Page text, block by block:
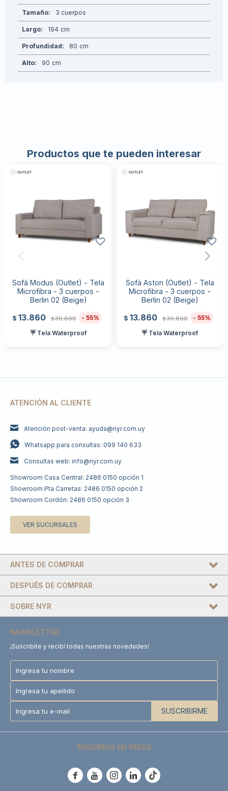
Tamaño 3 cuerpos
Largo 194
Profundidad 80
Alto 90
Productos que te pueden interesar
Sofá Modus (Outlet) - Tela
Microfibra - 3 cuerpos -
Berlin 02 (Beige)
$ 13.860 $30.800
55
☔ Tela Waterproof
Sofá Aston (Outlet) - Tela
Microfibra - 3 cuerpos -
Berlin 02 (Beige)
$ 13.860 $30.800
55
☔ Tela Waterproof
ATENCIÓN AL CLIENTE
Atención post-venta: ayuda@nyr.com.uy
Whatsapp para consultas: 099 140 633
Consultas web: info@nyr.com.uy
Showroom Casa Central: 2486 0150 opción 1
Showroom Pta Carretas: 2486 0150 opción 2
Showroom Cordón: 2486 0150 opción 3
VER SUCURSALES
DESPUÉS DE COMPRAR
SOBRE NYR
ANTES DE COMPRAR
NEWSLETTER
¡Suscribite y recibí todas nuestras novedades!
SUSCRIBIRME
SEGUINOS EN REDES
    